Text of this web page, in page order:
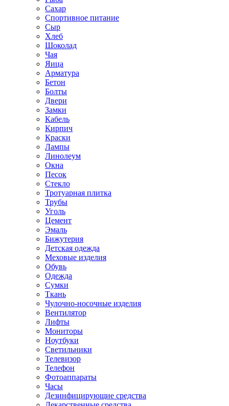
Сахар
Спортивное питание
Сыр
Хлеб
Шоколад
Чая
Яица
Арматура
Бетон
Болты
Двери
Замки
Кабель
Кирпич
Краски
Лампы
Линолеум
Окна
Песок
Стекло
Тротуарная плитка
Трубы
Уголь
Цемент
Эмаль
Бижутерия
Детская одежда
Меховые изделия
Обувь
Одежда
Сумки
Ткань
Чулочно-носочные изделия
Вентилятор
Лифты
Мониторы
Ноутбуки
Светильники
Телевизор
Телефон
Фотоаппараты
Часы
Дезинфицирующие средства